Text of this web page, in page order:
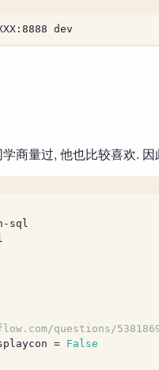
dev
商量过, 他也比较喜欢.
sql
questions/
= False